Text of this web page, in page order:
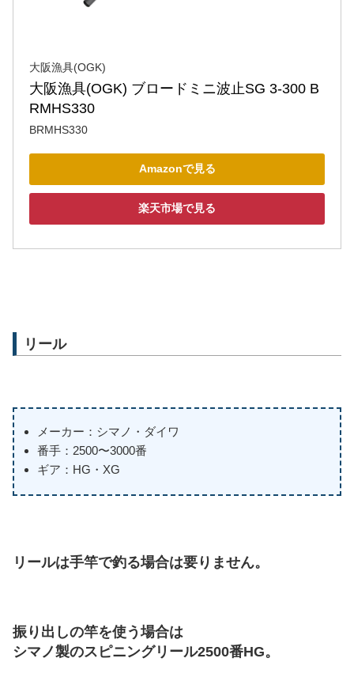
大阪漁具(OGK)
大阪漁具(OGK) ブロードミニ波止SG 3-300 B
RMHS330
BRMHS330
Amazonで見る
楽天市場で見る
リール
メーカー：シマノ・ダイワ
番手：2500〜3000番
ギア：HG・XG
リールは手竿で釣る場合は要りません。
振り出しの竿を使う場合は
シマノ製のスピニングリール2500番HG。